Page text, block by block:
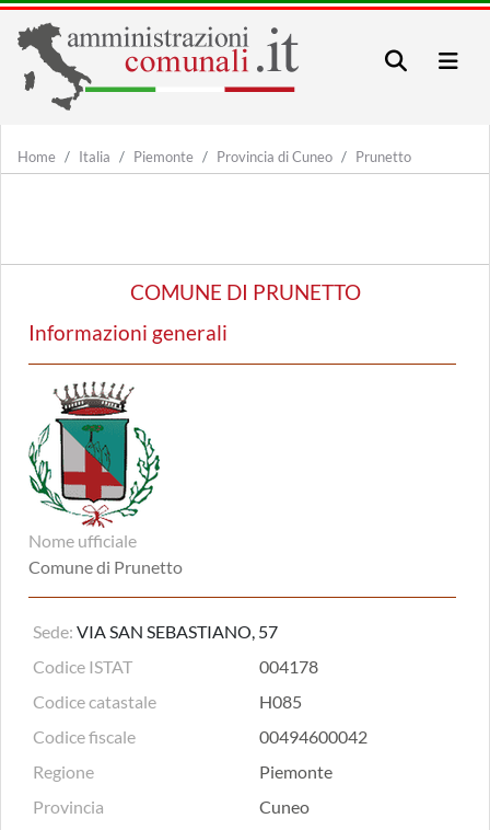
Home Italia Piemonte Provincia di Cuneo Prunetto
COMUNE DI PRUNETTO
Informazioni generali
Nome ufficiale
Comune di Prunetto
Sede: VIA SAN SEBASTIANO, 57
Codice ISTAT
004178
Codice catastale
H085
Codice fiscale
00494600042
Regione
Piemonte
Provincia
Cuneo